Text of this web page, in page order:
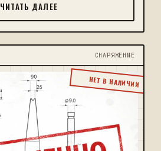
ЧИТАТЬ ДАЛЕЕ
CНАРЯЖЕНИЕ
НЕТ В НАЛИЧИИ